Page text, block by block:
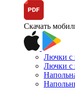
Скачать
Лючки с
Лючки с